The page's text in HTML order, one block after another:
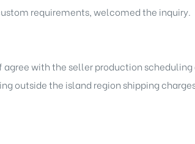
requirements, welcomed the inquiry.
with the seller production
outside the island region shipping